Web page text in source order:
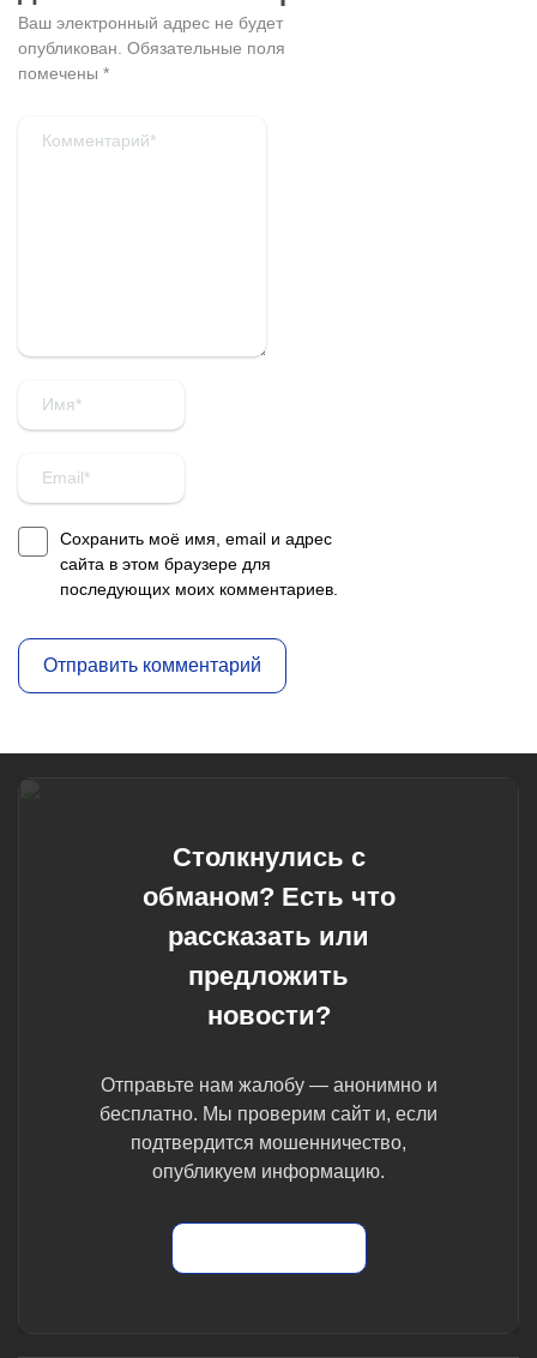
Ваш электронный адрес не будет
опубликован. Обязательные поля
помечены *
Сохранить моё имя, email и адрес
сайта в этом браузере для
последующих моих комментариев.
Столкнулись с
обманом? Есть что
рассказать или
предложить
новости?
Отправьте нам жалобу — анонимно и
бесплатно. Мы проверим сайт и, если
подтвердится мошенничество,
опубликуем информацию.